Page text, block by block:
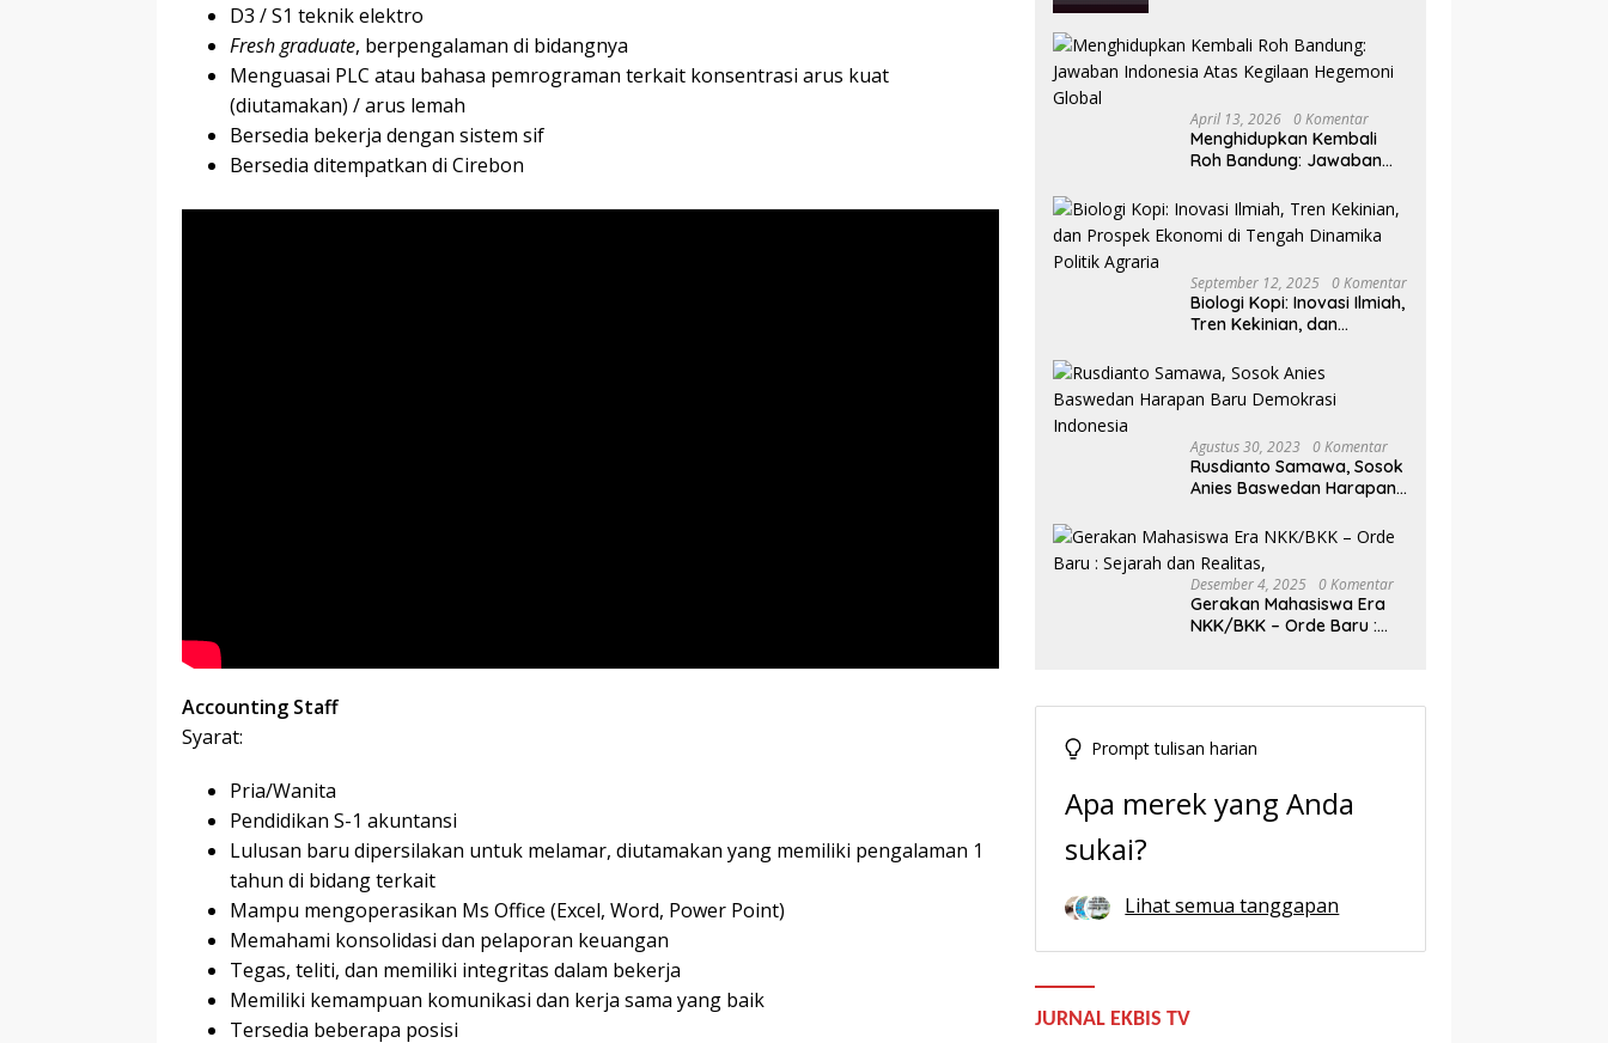
D3 / S1 teknik elektro
Fresh graduate, berpengalaman di bidangnya
Menguasai PLC atau bahasa pemrograman terkait konsentrasi arus kuat
(diutamakan) / arus lemah
Bersedia bekerja dengan sistem sif
Bersedia ditempatkan di Cirebon
Accounting Staff
Syarat:
Pria/Wanita
Pendidikan S-1 akuntansi
Lulusan baru dipersilakan untuk melamar, diutamakan yang memiliki pengalaman 1
tahun di bidang terkait
Mampu mengoperasikan Ms Office (Excel, Word, Power Point)
Memahami konsolidasi dan pelaporan keuangan
Tegas, teliti, dan memiliki integritas dalam bekerja
Memiliki kemampuan komunikasi dan kerja sama yang baik
Tersedia beberapa posisi
April 13, 2026 0 Komentar
Menghidupkan Kembali
Roh Bandung: Jawaban
Hegemoni Global
September 12, 2025 0 Komentar
Biologi Kopi: Inovasi Ilmiah,
Tren Kekinian, dan
Tengah Dinamika Politik
Agraria
Agustus 30, 2023 0 Komentar
Rusdianto Samawa, Sosok
Anies Baswedan Harapan
Desember 4, 2025 0 Komentar
Gerakan Mahasiswa Era
NKK/BKK – Orde Baru :
Prompt tulisan harian
Apa merek yang Anda
sukai?
Lihat semua tanggapan
JURNAL EKBIS TV